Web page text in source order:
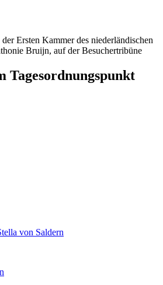
Ersten Kammer des niederländischen
Bruijn, auf der Besuchertribüne
Tagesordnungspunkt
von Saldern